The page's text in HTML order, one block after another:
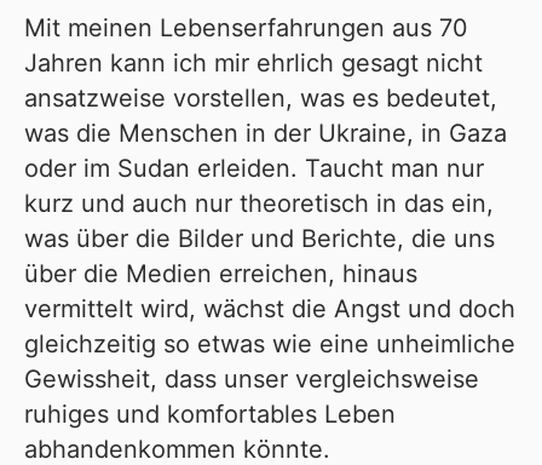
Mit meinen Lebenserfahrungen aus 70
Jahren kann ich mir ehrlich gesagt nicht
ansatzweise vorstellen, was es bedeutet,
was die Menschen in der Ukraine, in Gaza
oder im Sudan erleiden. Taucht man nur
kurz und auch nur theoretisch in das ein,
was über die Bilder und Berichte, die uns
über die Medien erreichen, hinaus
vermittelt wird, wächst die Angst und doch
gleichzeitig so etwas wie eine unheimliche
Gewissheit, dass unser vergleichsweise
ruhiges und komfortables Leben
abhandenkommen könnte.